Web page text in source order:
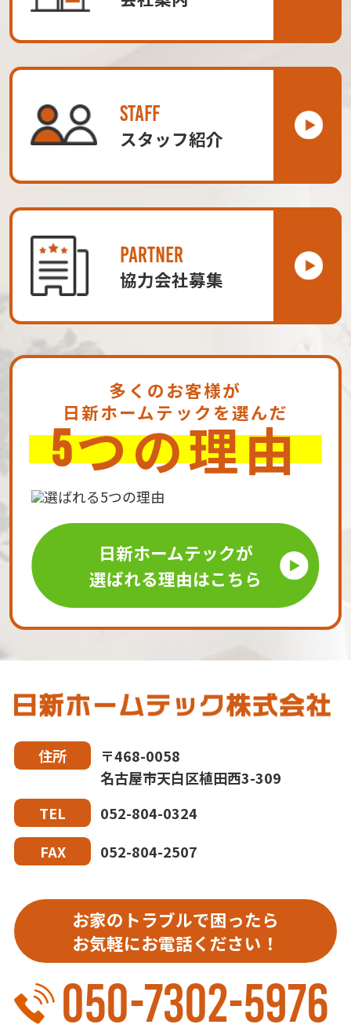
STAFF
スタッフ紹介
PARTNER
協力会社募集
多くのお客様が
日新ホームテックを選んだ
5つの理由
日新ホームテックが
選ばれる理由はこちら
住所
〒468-0058
名古屋市天白区植田西3-309
TEL
052-804-0324
FAX
052-804-2507
お家のトラブルで困ったら
お気軽にお電話ください！
050-7302-5976